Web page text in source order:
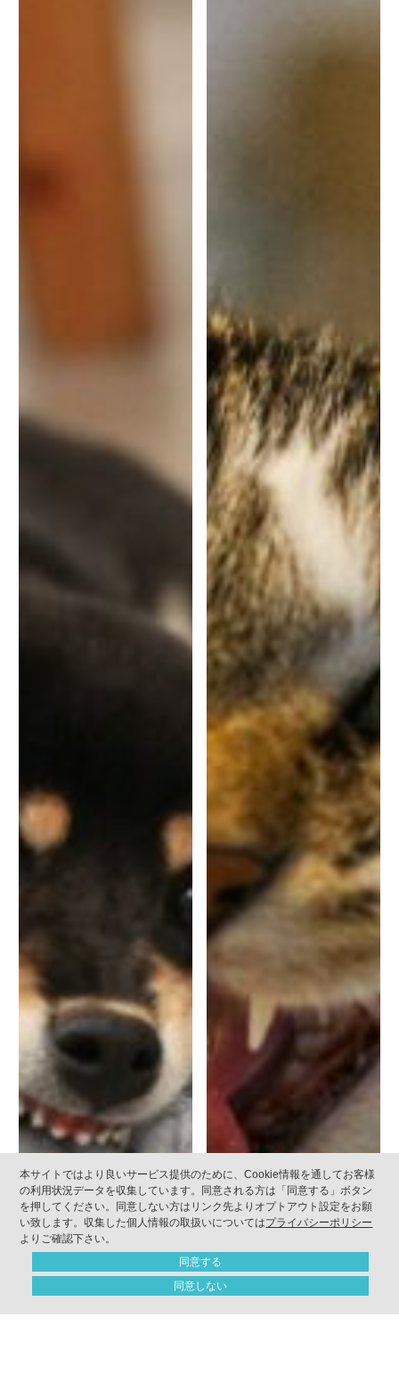
本サイトではより良いサービス提供のために、Cookie情報を通してお客様
の利用状況データを収集しています。同意される方は「同意する」ボタン
を押してください。同意しない方はリンク先よりオプトアウト設定をお願
い致します。収集した個人情報の取扱いについてはプライバシーポリシー
よりご確認下さい。
同意する
同意しないONLINE SHOP